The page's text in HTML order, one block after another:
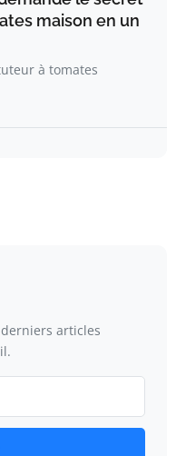
maison en un
à tomates
articles